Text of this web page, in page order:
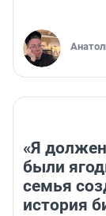
«Я
были
семья
история